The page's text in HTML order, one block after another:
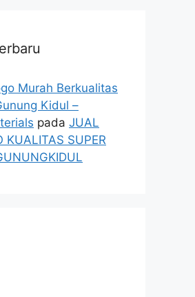
Murah Berkualitas
Kidul –
pada JUAL
KUALITAS SUPER